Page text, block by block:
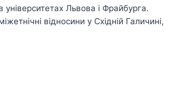
університетах Львова і Фрайбурга.
відносини у Східній Галичині,